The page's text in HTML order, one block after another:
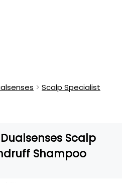
Scalp Specialist
Scalp
Shampoo